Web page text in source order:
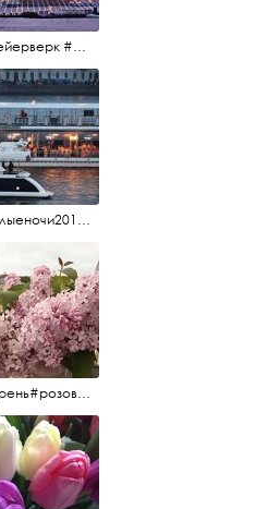
#фейерверк #салют #парусник #санктпетербург #белыеночи2012 #белыеночи #алыепаруса2012 #алыепаруса #нева
#белыеночи2012 #белыеночи #2012 #нева #санктпетербург #яхты
#сирень#розоваясирень#натюрморт#натюрмортсцветами#2012#весна2012